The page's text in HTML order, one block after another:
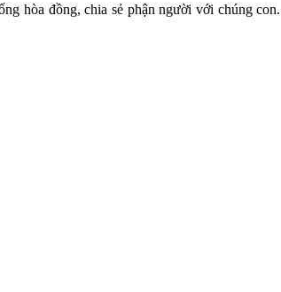
hòa đồng, chia sẻ phận người với chúng